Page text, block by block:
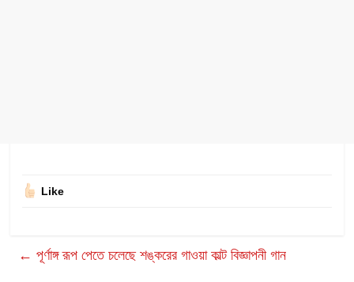
Like
← পূর্ণাঙ্গ রূপ পেতে চলেছে শঙ্করের গাওয়া কাল্ট বিজ্ঞাপনী গান